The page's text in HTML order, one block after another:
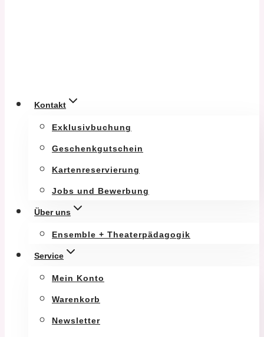
Kontakt
Exklusivbuchung
Geschenkgutschein
Kartenreservierung
Jobs und Bewerbung
Über uns
Ensemble + Theaterpädagogik
Service
Mein Konto
Warenkorb
Newsletter